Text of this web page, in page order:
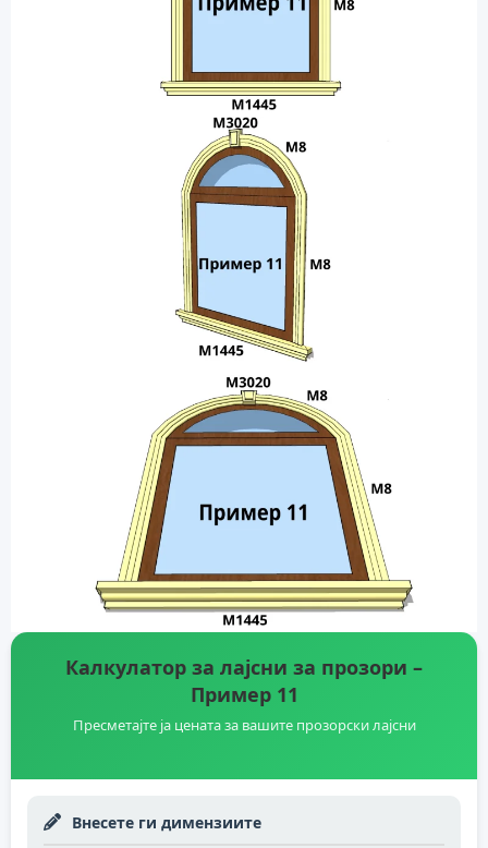
Калкулатор за лајсни за прозори –
Пример 11
Пресметајте ја цената за вашите прозорски лајсни
Внесете ги димензиите